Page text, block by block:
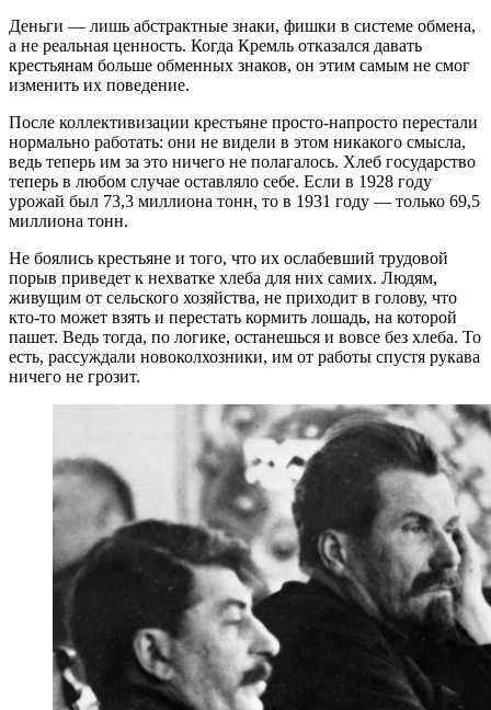
Деньги — лишь абстрактные знаки, фишки в системе обмена,
а не реальная ценность. Когда Кремль отказался давать
крестьянам больше обменных знаков, он этим самым не смог
изменить их поведение.
После коллективизации крестьяне просто-напросто перестали
нормально работать: они не видели в этом никакого смысла,
ведь теперь им за это ничего не полагалось. Хлеб государство
теперь в любом случае оставляло себе. Если в 1928 году
урожай был 73,3 миллиона тонн, то в 1931 году — только 69,5
миллиона тонн.
Не боялись крестьяне и того, что их ослабевший трудовой
порыв приведет к нехватке хлеба для них самих. Людям,
живущим от сельского хозяйства, не приходит в голову, что
кто-то может взять и перестать кормить лошадь, на которой
пашет. Ведь тогда, по логике, останешься и вовсе без хлеба. То
есть, рассуждали новоколхозники, им от работы спустя рукава
ничего не грозит.